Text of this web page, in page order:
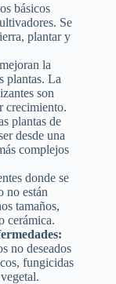
básicos
Se
plantar y
la
plantas. La
son
crecimiento.
plantas de
desde una
complejos
donde se
no están
tamaños,
cerámica.
no deseados
fungicidas